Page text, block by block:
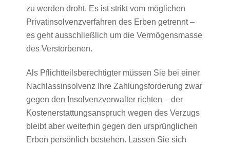
zu werden droht. Es ist strikt vom möglichen
Privatinsolvenzverfahren des Erben getrennt –
es geht ausschließlich um die Vermögensmasse
des Verstorbenen.
Als Pflichtteilsberechtigter müssen Sie bei einer
Nachlassinsolvenz Ihre Zahlungsforderung zwar
gegen den Insolvenzverwalter richten – der
Kostenerstattungsanspruch wegen des Verzugs
bleibt aber weiterhin gegen den ursprünglichen
Erben persönlich bestehen. Lassen Sie sich